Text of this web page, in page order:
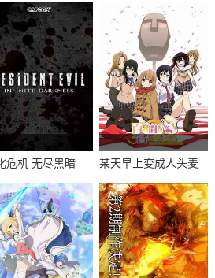
危机 无尽黑暗
某天早上变成人头麦
克风的我君的人生